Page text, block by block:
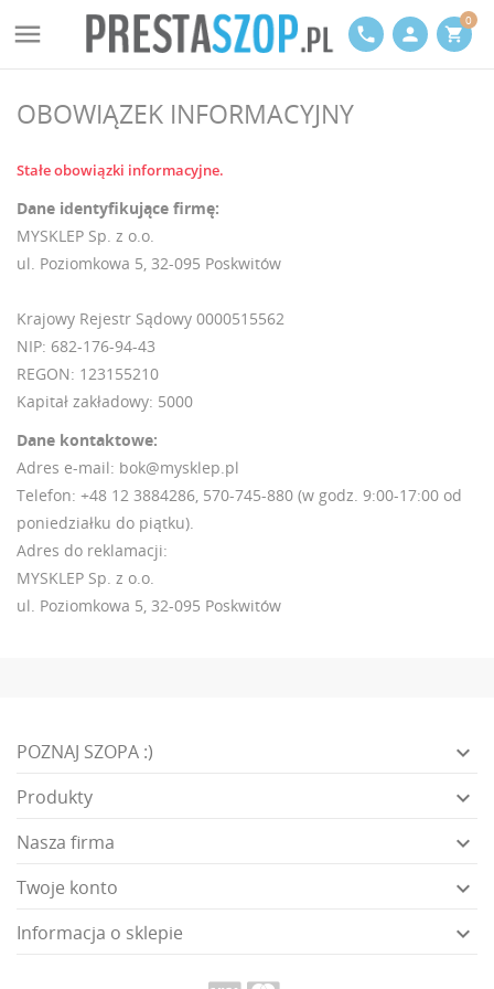
 phone person shopping_cart
0
OBOWIĄZEK INFORMACYJNY
Stałe obowiązki informacyjne.
Dane identyfikujące firmę:
MYSKLEP Sp. z o.o.
ul. Poziomkowa 5, 32-095 Poskwitów
Krajowy Rejestr Sądowy 0000515562
NIP: 682-176-94-43
REGON: 123155210
Kapitał zakładowy: 5000
Dane kontaktowe:
Adres e-mail: bok@mysklep.pl
Telefon: +48 12 3884286, 570-745-880 (w godz. 9:00-17:00 od
poniedziałku do piątku).
Adres do reklamacji:
MYSKLEP Sp. z o.o.
ul. Poziomkowa 5, 32-095 Poskwitów
POZNAJ SZOPA :) 
Produkty 
Nasza firma 
Twoje konto 
Informacja o sklepie 